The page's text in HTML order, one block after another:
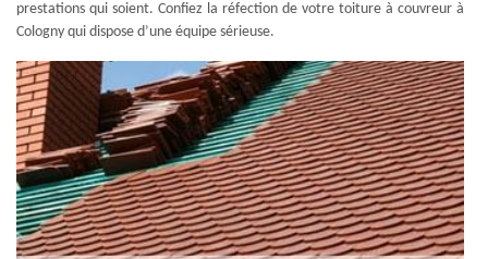
prestations qui soient. Confiez la réfection de votre toiture à couvreur à
Cologny qui dispose d’une équipe sérieuse.